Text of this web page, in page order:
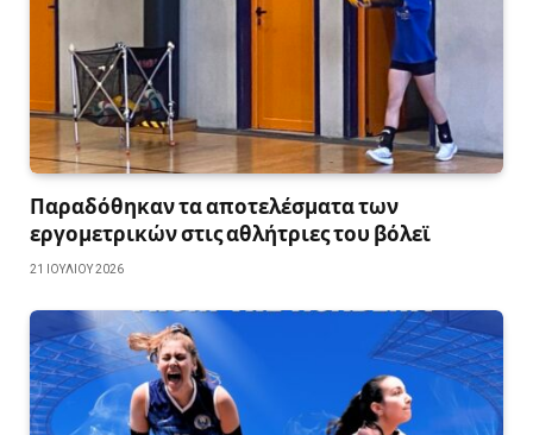
Παραδόθηκαν τα αποτελέσματα των
εργομετρικών στις αθλήτριες του βόλεϊ
21 ΙΟΥΛΊΟΥ 2026